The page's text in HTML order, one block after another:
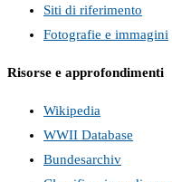
Siti di riferimento
Fotografie e immagini
Risorse e approfondimenti
Wikipedia
WWII Database
Bundesarchiv